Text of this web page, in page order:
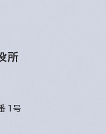
所
1号